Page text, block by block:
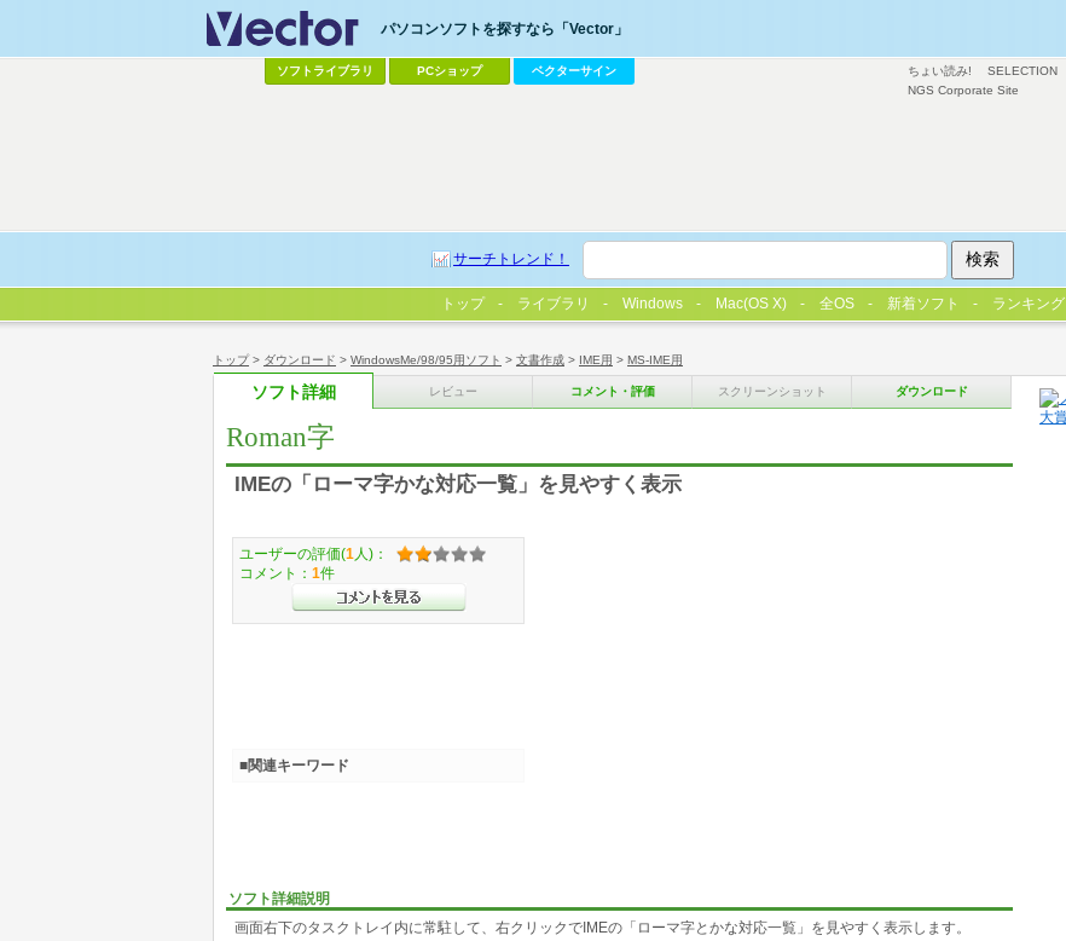
トップ> ダウンロード > WindowsMe/98/95用ソフト > 文書作成 > IME用 > MS-IME用
ソフト詳細 レビュー コメント・評価 スクリーンショット ダウンロード
Roman字
IMEの「ローマ字かな対応一覧」を見やすく表示
ソフト詳細説明
画面右下のタスクトレイ内に常駐して、右クリックでIMEの「ローマ字とかな対応一覧」を見やすく表示します。
ユーザーの評価(1 人)：
コメント： 1件
■関連キーワード
ちょい読み! SELECTION
NGS Corporate Site
パソコンソフトを探すなら「Vector」
ソフトライブラリ PCショップ ベクターサイン
サーチトレンド！
トップ ライブラリ Windows Mac(OS X) 全OS 新着ソフト ランキング